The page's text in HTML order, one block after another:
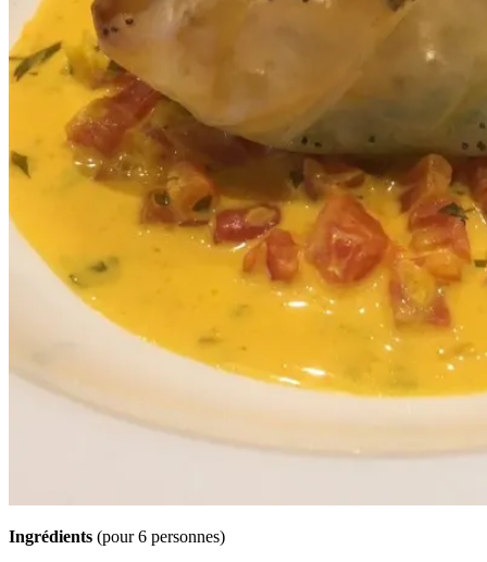
Ingrédients (pour 6 personnes)